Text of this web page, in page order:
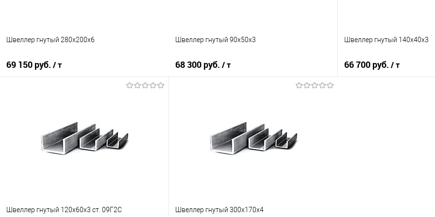
Швеллер гнутый 280х200х6
69 150 руб. / т
Купить в 1 клик
Сравнение
В избранное
Под заказ
Швеллер гнутый 90х50х3
68 300 руб. / т
Купить в 1 клик
Сравнение
В избранное
Под заказ
Швеллер гнутый 140х40х3
66 700 руб. / т
Швеллер гнутый 120х60х3 ст. 09Г2С Швеллер гнутый 300х170х4